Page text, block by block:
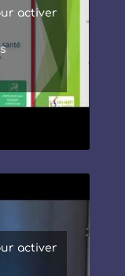
activer
activer